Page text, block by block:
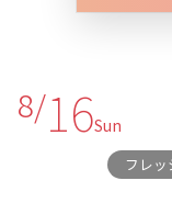
8/16Sun
フレ